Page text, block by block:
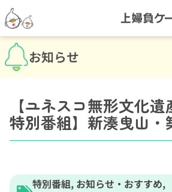
お知らせ
【ユネスコ無形文化
特別番組】新湊曳山・
特別番組, お知らせ・おすすめ,